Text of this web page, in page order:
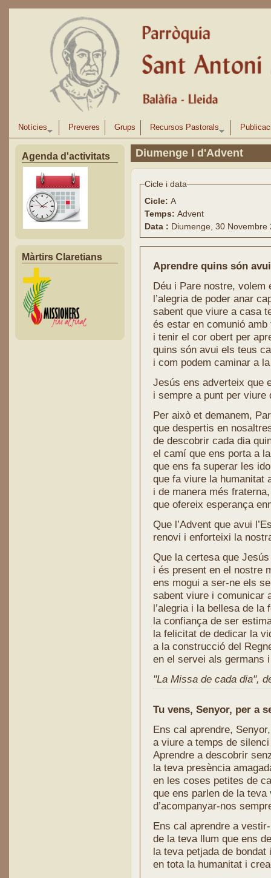
Notícies Preveres Grups Recursos Pastorals
Agenda d'activitats
Màrtirs Claretians
Diumenge I d'Advent
Cicle i data
Cicle: A
Temps: Advent
Data : Diumenge, 30 Novembre
Aprendre quins són
Déu i Pare nostre, volem
l’alegria de poder anar
sabent que viure a casa
és estar en comunió amb
i tenir el cor obert per
quins són avui els teus
i com podem caminar a
Jesús ens adverteix que
i sempre a punt per viure
Per això et demanem,
que despertis en
de descobrir cada dia
el camí que ens porta a
que ens fa superar les
que fa viure la humanitat
i de manera més fraterna,
que ofereix esperança
Que l’Advent que avui
renovi i enforteixi la
Que la certesa que
i és present en el nostre
ens mogui a ser-ne els
sabent viure i comunicar
l’alegria i la bellesa de la
la confiança de ser
la felicitat de dedicar la
a la construcció del
en el servei als germans
"La Missa de cada dia",
Tu vens, Senyor, per a
Ens cal aprendre, Senyor,
a viure a temps de
Aprendre a descobrir
la teva presència
en les coses petites de
que ens parlen de la teva
d’acompanyar-nos
Ens cal aprendre a
de la teva llum que ens
la teva petjada de bondat
en tota la humanitat i